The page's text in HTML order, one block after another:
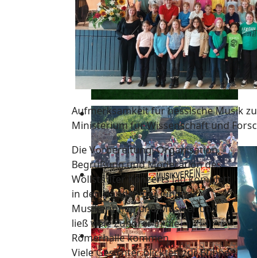
Aufmerksamkeit für hessische Musik
Ministerium für Wissenschaft und
Die Vorbereitung, Organisation,
Begrüßung und Moderation des
Wöllstädter Konzerts lag komplett
in den Händen der jungen
Musikerinnen und Musiker und
ließ viele Zuhörer in die
Römerhalle kommen.
Viele Gesichter blickten zur Bühne